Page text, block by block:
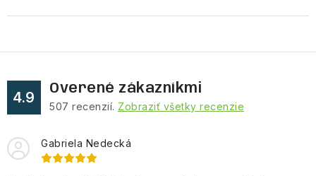
4.9
Overené zákazníkmi
507 recenzií. Zobraziť všetky recenzie
Gabriela Nedecká